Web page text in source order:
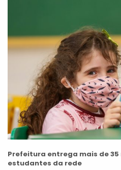
Prefeitura entrega mais de
estudantes da rede